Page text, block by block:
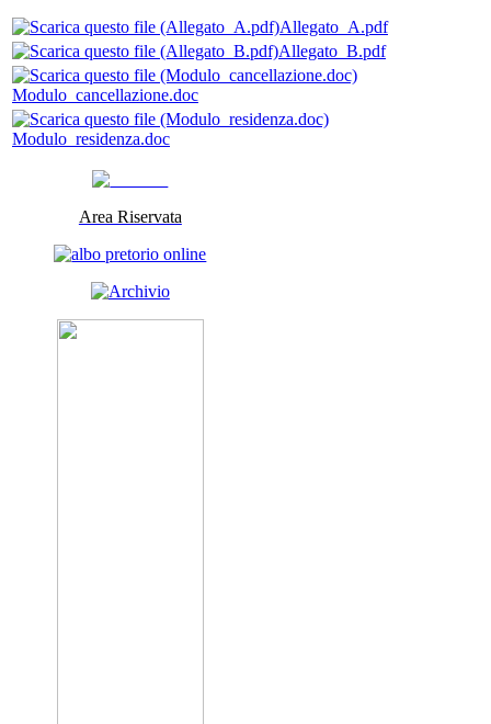
Allegato_A.pdf
Allegato_B.pdf
Modulo_cancellazione.doc
Modulo_residenza.doc
Area Riservata